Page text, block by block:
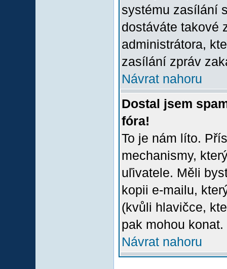
systému zasílání
dostáváte takové
administrátora,
zasílání zpráv
Návrat nahoru
Dostal jsem
fóra!
To je nám líto.
mechanismy,
uľivatele. Měli
kopii e-mailu,
(kvůli hlavičce,
pak mohou konat.
Návrat nahoru